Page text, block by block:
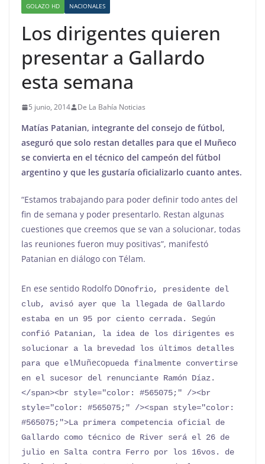
GOLAZO HD NACIONALES
Los dirigentes quieren
presentar a Gallardo
esta semana
5 junio, 2014 De La Bahía Noticias
Matías Patanian, integrante del consejo de fútbol,
aseguró que solo restan detalles para que el Muñeco
se convierta en el técnico del campeón del fútbol
argentino y que les gustaría oficializarlo cuanto antes.
“Estamos trabajando para poder definir todo antes del
fin de semana y poder presentarlo. Restan algunas
cuestiones que creemos que se van a solucionar, todas
las reuniones fueron muy positivas”, manifestó
Patanian en diálogo con Télam.
En ese sentido Rodolfo DOnofrio, presidente del
club, avisó ayer que la llegada de Gallardo
estaba en un 95 por ciento cerrada. Según
confió Patanian, la idea de los dirigentes es
solucionar a la brevedad los últimos detalles
para que elMuñecopueda finalmente convertirse
en el sucesor del renunciante Ramón Díaz.
</span><br style="color: #565075;" /><br
style="color: #565075;" /><span style="color:
#565075;">La primera competencia oficial de
Gallardo como técnico de River será el 26 de
julio en Salta contra Ferro por los 16vos. de